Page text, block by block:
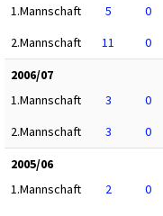
1.Mannschaft
5 0
2.Mannschaft
11 0
2006/07
1.Mannschaft
3 0
2.Mannschaft
3 0
2005/06
1.Mannschaft
2 0